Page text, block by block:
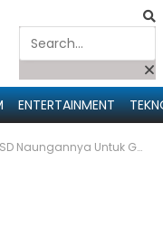
ENTERTAINMENT
Genjot Peningkatan Akreditasi